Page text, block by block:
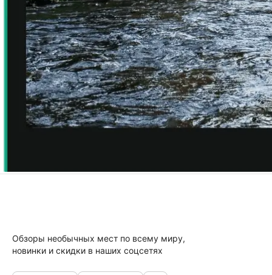
Обзоры необычных мест по всему миру,
новинки и скидки в наших соцсетях